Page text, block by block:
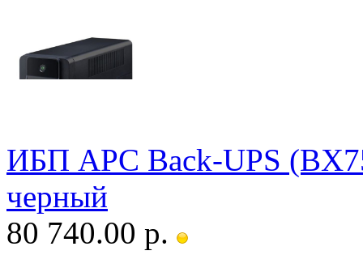
ИБП APC Back-UPS
черный
80 740.00 р.